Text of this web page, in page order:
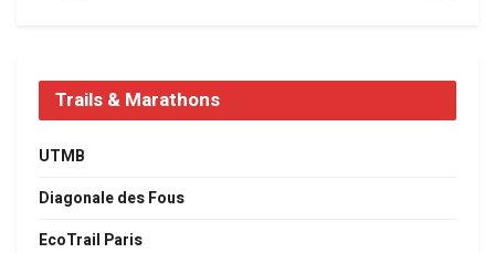
Trails & Marathons
UTMB
Diagonale des Fous
EcoTrail Paris